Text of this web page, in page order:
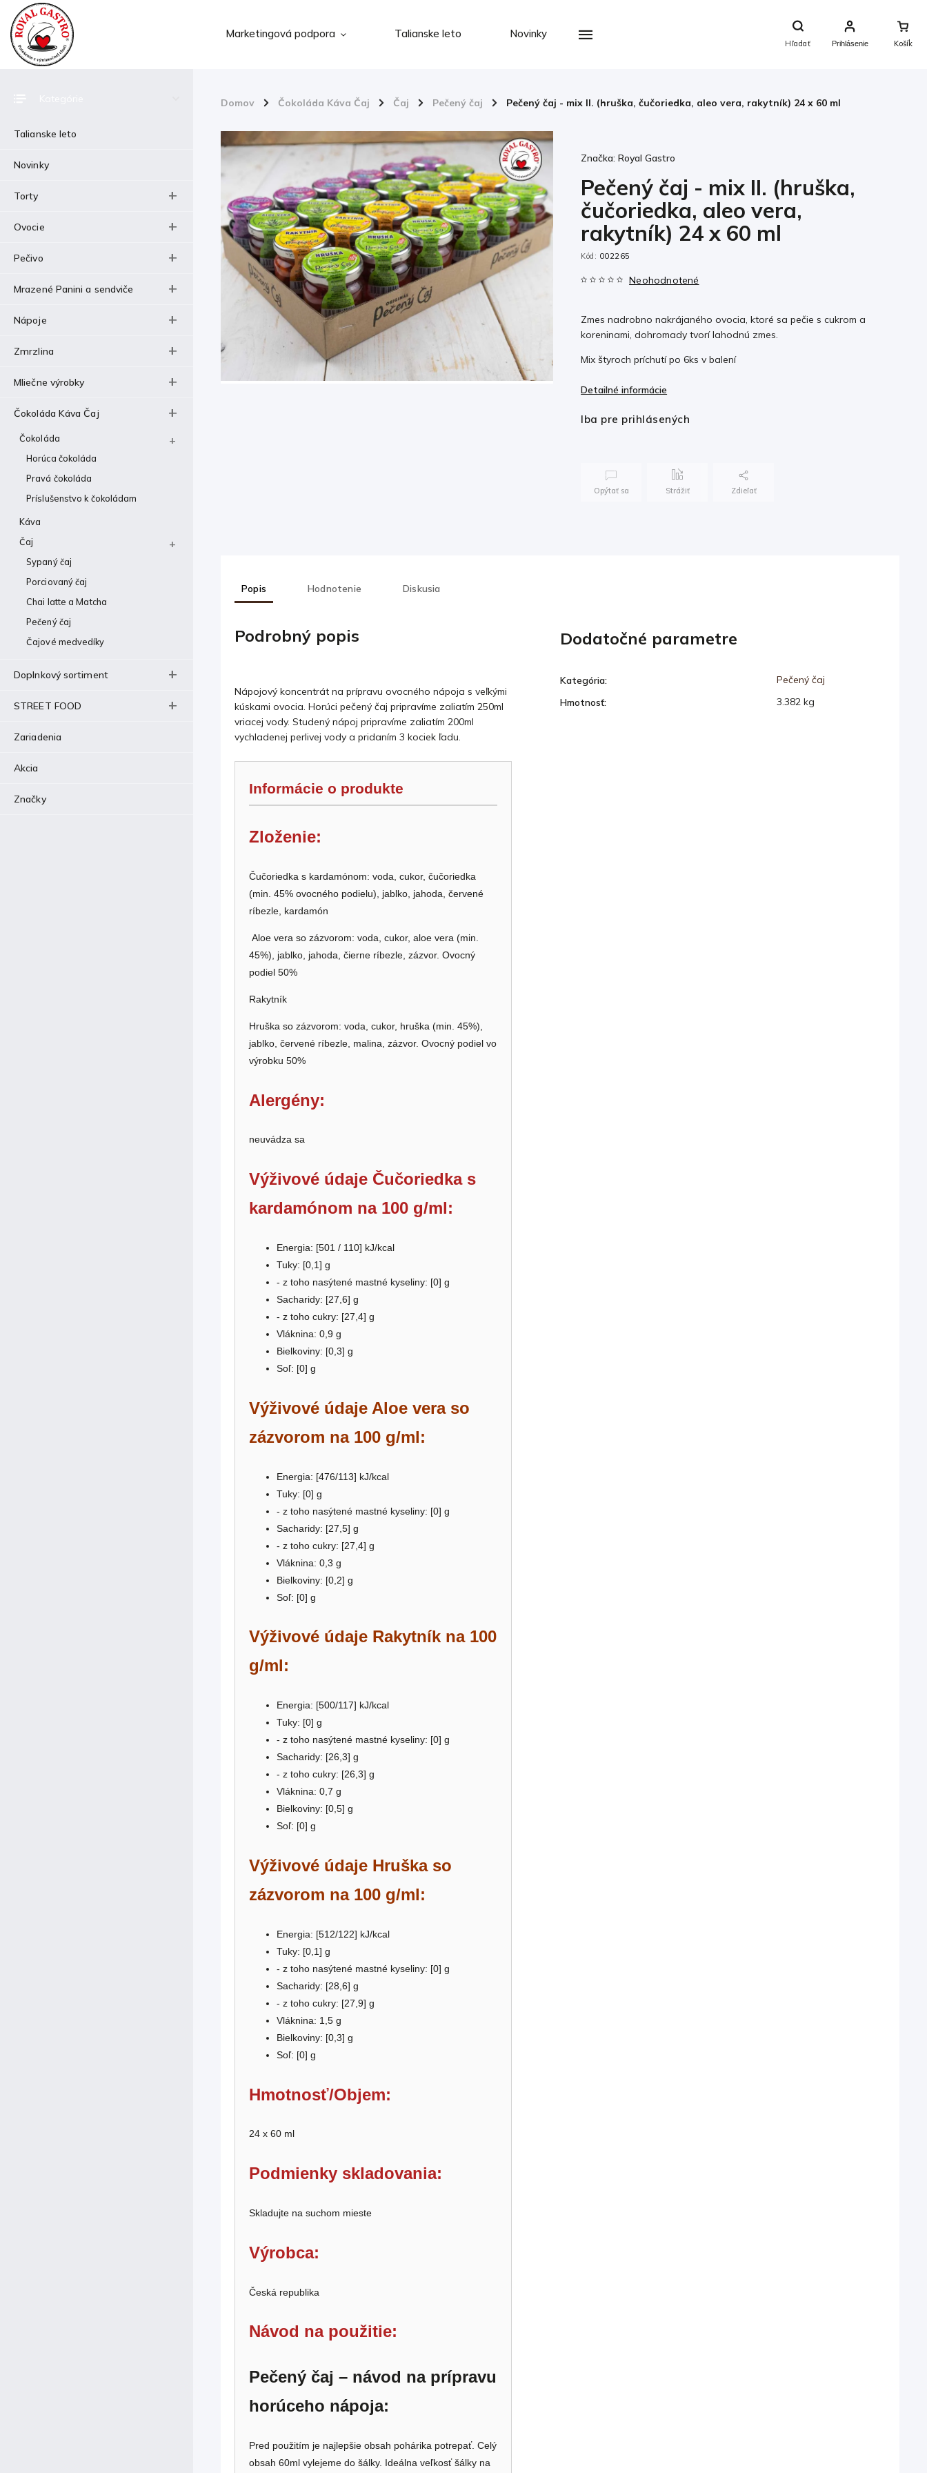
Hľadať
Nákupný
Košík
Prihlásenie
Marketingová podpora Talianske leto Novinky
Domov / Čokoláda Káva Čaj / Čaj / Pečený čaj / Pečený čaj - mix II. (hruška, čučoriedka, aleo vera, rakytník) 24 x 60 ml
Talianske leto
Novinky
Torty
Ovocie
Pečivo
Mrazené Panini a sendviče
Nápoje
Zmrzlina
Mliečne výrobky
Čokoláda Káva Čaj
Čokoláda
Horúca čokoláda
Pravá čokoláda
Príslušenstvo k čokoládam
Káva
Čaj
Sypaný čaj
Porciovaný čaj
Chai latte a Matcha
Pečený čaj
Čajové medvedíky
Doplnkový sortiment
STREET FOOD
Zariadenia
Akcia
Značky
Pečený čaj - mix II. (hruška,
čučoriedka, aleo vera,
rakytník) 24 x 60 ml
Kód: 002265
Neohodnotené
Zmes nadrobno nakrájaného ovocia, ktoré sa pečie s cukrom a
koreninami, dohromady tvorí lahodnú zmes.
Mix štyroch príchutí po 6ks v balení
Detailné informácie
Značka:Royal Gastro
Iba pre prihlásených
Opýtať sa Strážiť Zdieľať
Popis Hodnotenie Diskusia
Podrobný popis
Nápojový koncentrát na prípravu ovocného nápoja s veľkými
kúskami ovocia. Horúci pečený čaj pripravíme zaliatím 250ml
vriacej vody. Studený nápoj pripravíme zaliatím 200ml
vychladenej perlivej vody a pridaním 3 kociek ľadu.
Informácie o produkte
Zloženie:
Čučoriedka s kardamónom: voda, cukor, čučoriedka
(min. 45% ovocného podielu), jablko, jahoda, červené
ríbezle, kardamón
Aloe vera so zázvorom: voda, cukor, aloe vera (min.
45%), jablko, jahoda, čierne ríbezle, zázvor. Ovocný
podiel 50%
Rakytník
Hruška so zázvorom: voda, cukor, hruška (min. 45%),
jablko, červené ríbezle, malina, zázvor. Ovocný podiel vo
výrobku 50%
Alergény:
neuvádza sa
Výživové údaje Čučoriedka s
kardamónom na 100 g/ml:
Energia: [501 / 110] kJ/kcal
Tuky: [0,1] g
- z toho nasýtené mastné kyseliny: [0] g
Sacharidy: [27,6] g
- z toho cukry: [27,4] g
Vláknina: 0,9 g
Bielkoviny: [0,3] g
Soľ: [0] g
Výživové údaje Aloe vera so
zázvorom na 100 g/ml:
Energia: [476/113] kJ/kcal
Tuky: [0] g
- z toho nasýtené mastné kyseliny: [0] g
Sacharidy: [27,5] g
- z toho cukry: [27,4] g
Vláknina: 0,3 g
Bielkoviny: [0,2] g
Soľ: [0] g
Výživové údaje Rakytník na 100
g/ml:
Energia: [500/117] kJ/kcal
Tuky: [0] g
- z toho nasýtené mastné kyseliny: [0] g
Sacharidy: [26,3] g
- z toho cukry: [26,3] g
Vláknina: 0,7 g
Bielkoviny: [0,5] g
Soľ: [0] g
Výživové údaje Hruška so
zázvorom na 100 g/ml:
Energia: [512/122] kJ/kcal
Tuky: [0,1] g
- z toho nasýtené mastné kyseliny: [0] g
Sacharidy: [28,6] g
- z toho cukry: [27,9] g
Vláknina: 1,5 g
Bielkoviny: [0,3] g
Soľ: [0] g
Hmotnosť/Objem:
24 x 60 ml
Podmienky skladovania:
Skladujte na suchom mieste
Výrobca:
Česká republika
Návod na použitie:
Pečený čaj – návod na prípravu
horúceho nápoja:
Pred použitím je najlepšie obsah pohárika potrepať. Celý
obsah 60ml vylejeme do šálky. Ideálna veľkosť šálky na
Dodatočné parametre
Kategória:
Pečený čaj
Hmotnosť: 3.382 kg